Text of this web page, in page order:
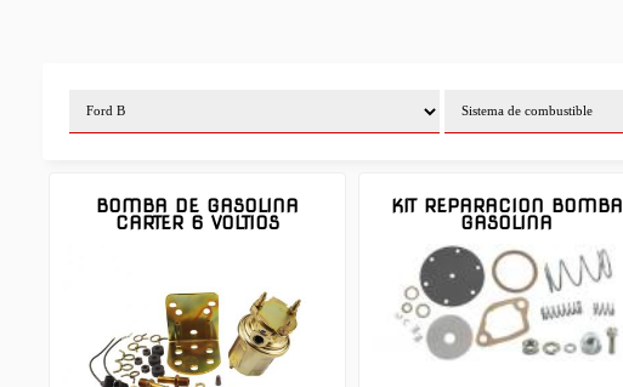
BOMBA DE GASOLINA
CARTER 6 VOLTIOS
KIT REPARACION BOMBA
GASOLINA